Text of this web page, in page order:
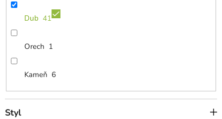
Dub 41
Orech 1
Kameň 6
Styl